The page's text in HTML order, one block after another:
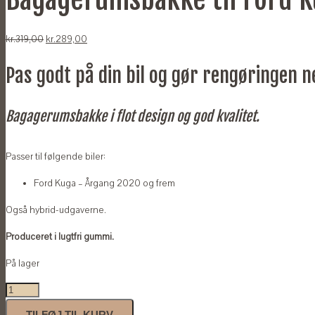
kr.319,00 Original
was:
kr.319,00.
kr.289,00
is:
Pas godt på din bil og gør rengøringen
Bagagerumsbakke i flot design og god kvalitet.
Passer til følgende biler:
Ford Kuga – Årgang 2020 og frem
Også hybrid-udgaverne.
Produceret i lugtfri gummi.
På lager
Bagagerumsbakke